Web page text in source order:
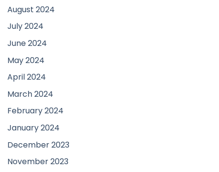
August 2024
July 2024
June 2024
May 2024
April 2024
March 2024
February 2024
January 2024
December 2023
November 2023